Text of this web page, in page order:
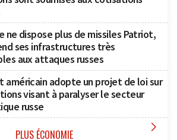
ne dispose plus de missiles Patriot,
ses infrastructures très
aux attaques russes
américain adopte un projet de loi sur
visant à paralyser le secteur
russe
PLUS ÉCONOMIE 